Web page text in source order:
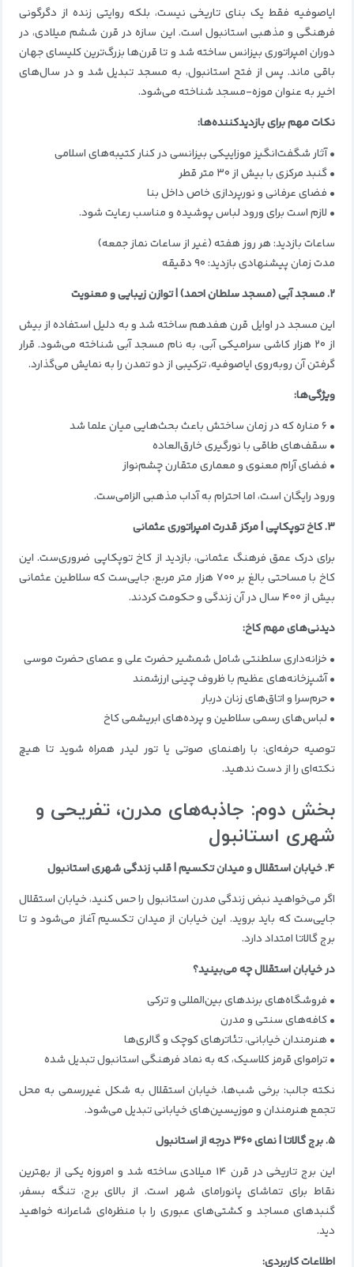
ایاصوفیه فقط یک بنای تاریخی نیست، بلکه روایتی زنده از دگرگونی
فرهنگی و مذهبی استانبول است. این سازه در قرن ششم میلادی، در
دوران امپراتوری بیزانس ساخته شد و تا قرن‌ها بزرگ‌ترین کلیسای جهان
باقی ماند. پس از فتح استانبول، به مسجد تبدیل شد و در سال‌های
اخیر به عنوان موزه-مسجد شناخته می‌شود.
نکات مهم برای بازدیدکننده‌ها:
• آثار شگفت‌انگیز موزاییکی بیزانسی در کنار کتیبه‌های اسلامی
• گنبد مرکزی با بیش از ۳۰ متر قطر
• فضای عرفانی و نورپردازی خاص داخل بنا
• لازم است برای ورود لباس پوشیده و مناسب رعایت شود.
ساعات بازدید: هر روز هفته (غیر از ساعات نماز جمعه)
مدت زمان پیشنهادی بازدید: ۹۰ دقیقه
۲. مسجد آبی (مسجد سلطان احمد) | توازن زیبایی و معنویت
این مسجد در اوایل قرن هفدهم ساخته شد و به دلیل استفاده از بیش
از ۲۰ هزار کاشی سرامیکی آبی، به نام مسجد آبی شناخته می‌شود. قرار
گرفتن آن روبه‌روی ایاصوفیه، ترکیبی از دو تمدن را به نمایش می‌گذارد.
ویژگی‌ها:
• ۶ مناره که در زمان ساختش باعث بحث‌هایی میان علما شد
• سقف‌های طاقی با نورگیری خارق‌العاده
• فضای آرام معنوی و معماری متقارن چشم‌نواز
ورود رایگان است، اما احترام به آداب مذهبی الزامی‌ست.
۳. کاخ توپکاپی | مرکز قدرت امپراتوری عثمانی
برای درک عمق فرهنگ عثمانی، بازدید از کاخ توپکاپی ضروری‌ست. این
کاخ با مساحتی بالغ بر ۷۰۰ هزار متر مربع، جایی‌ست که سلاطین عثمانی
بیش از ۴۰۰ سال در آن زندگی و حکومت کردند.
دیدنی‌های مهم کاخ:
• خزانه‌داری سلطنتی شامل شمشیر حضرت علی و عصای حضرت موسی
• آشپزخانه‌های عظیم با ظروف چینی ارزشمند
• حرم‌سرا و اتاق‌های زنان دربار
• لباس‌های رسمی سلاطین و پرده‌های ابریشمی کاخ
توصیه حرفه‌ای: با راهنمای صوتی یا تور لیدر همراه شوید تا هیچ
نکته‌ای را از دست ندهید.
بخش دوم: جاذبه‌های مدرن، تفریحی و
شهری استانبول
۴. خیابان استقلال و میدان تکسیم | قلب زندگی شهری استانبول
اگر می‌خواهید نبض زندگی مدرن استانبول را حس کنید، خیابان استقلال
جایی‌ست که باید بروید. این خیابان از میدان تکسیم آغاز می‌شود و تا
برج گالاتا امتداد دارد.
در خیابان استقلال چه می‌بینید؟
• فروشگاه‌های برندهای بین‌المللی و ترکی
• کافه‌های سنتی و مدرن
• هنرمندان خیابانی، تئاترهای کوچک و گالری‌ها
• تراموای قرمز کلاسیک، که به نماد فرهنگی استانبول تبدیل شده
نکته جالب: برخی شب‌ها، خیابان استقلال به شکل غیررسمی به محل
تجمع هنرمندان و موزیسین‌های خیابانی تبدیل می‌شود.
۵. برج گالاتا | نمای ۳۶۰ درجه از استانبول
این برج تاریخی در قرن ۱۴ میلادی ساخته شد و امروزه یکی از بهترین
نقاط برای تماشای پانورامای شهر است. از بالای برج، تنگه بسفر،
گنبدهای مساجد و کشتی‌های عبوری را با منظره‌ای شاعرانه خواهید
دید.
اطلاعات کاربردی: